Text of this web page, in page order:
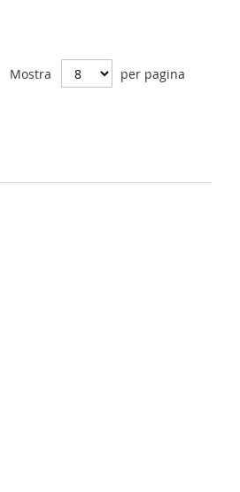
Mostra per pagina